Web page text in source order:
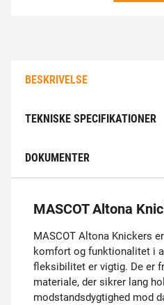
BESKRIVELSE
TEKNISKE SPECIFIKATIONER
DOKUMENTER
MASCOT Altona
MASCOT Altona Knickers
komfort og funktionalitet i
fleksibilitet er vigtig. De er
materiale, der sikrer lang
modstandsdygtighed mod